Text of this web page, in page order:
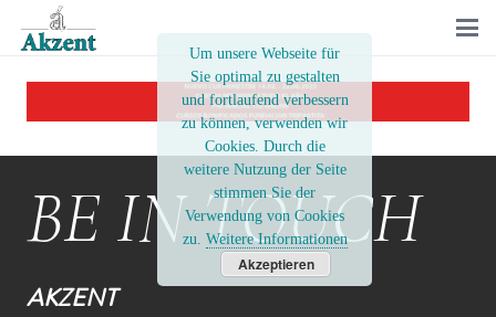
BE IN TOUCH
AKZENT
Um unsere Webseite für
Sie optimal zu gestalten
und fortlaufend verbessern
zu können, verwenden wir
Cookies. Durch die
weitere Nutzung der Seite
stimmen Sie der
Verwendung von Cookies
zu. Weitere Informationen
Akzeptieren